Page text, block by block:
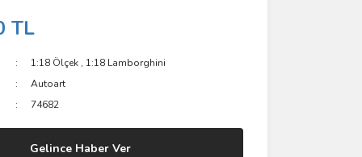
TL
1:18 Ölçek , 1:18 Lamborghini
Autoart
74682
Gelince Haber Ver